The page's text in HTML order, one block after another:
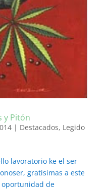
y Pitón
| Destacados, Legido
lavoratorio ke el ser
gratisimas a este
de